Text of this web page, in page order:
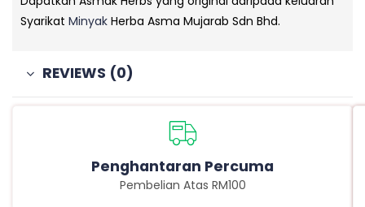
Syarikat Minyak Herba Asma Mujarab Sdn Bhd.
REVIEWS (0)
Penghantaran Percuma
Pembelian Atas RM100